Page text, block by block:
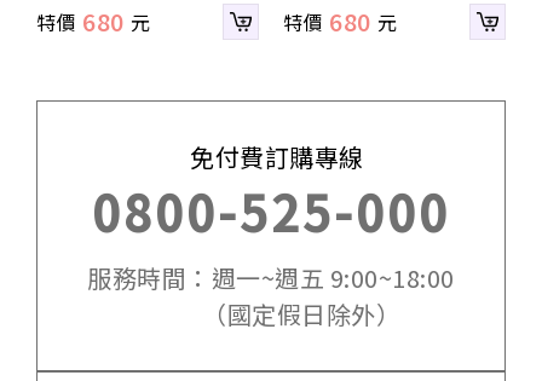
680 680
免付費訂購專線
0800-525-000
服務時間：週一~週五 9:00~18:00
（國定假日除外）